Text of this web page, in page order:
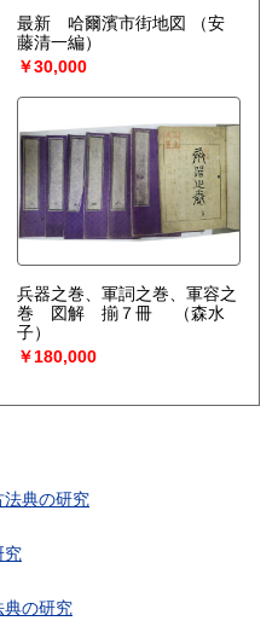
最新 哈爾濱市街地図
（安
藤清一編）
￥30,000
兵器之巻、軍詞之巻、軍容之
巻 図解 揃７冊
（森水
子）
￥180,000
法典の研究
究
典の研究